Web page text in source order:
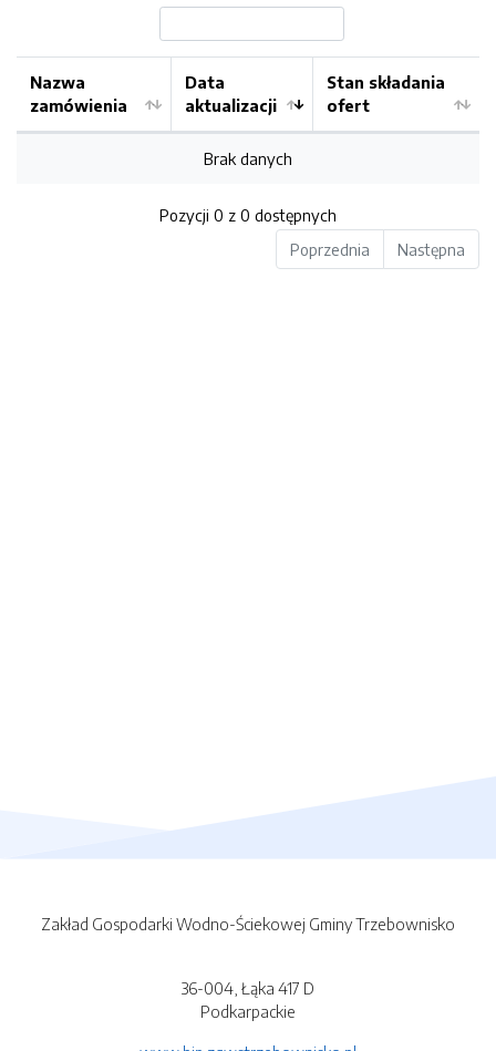
Nazwa
zamówienia
Data
aktualizacji
Stan składania
ofert
Brak danych
Pozycji 0 z 0 dostępnych
Poprzednia
Następna
Zakład Gospodarki Wodno-Ściekowej Gminy Trzebownisko
36-004, Łąka 417 D
Podkarpackie